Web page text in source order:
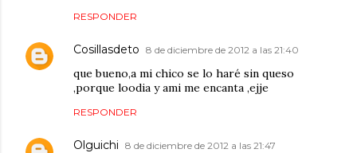
RESPONDER
Cosillasdeto 8 de diciembre de 2012 a las 21:40
que bueno,a mi chico se lo haré sin queso
,porque loodia y ami me encanta ,ejje
RESPONDER
Olguichi 8 de diciembre de 2012 a las 21:47